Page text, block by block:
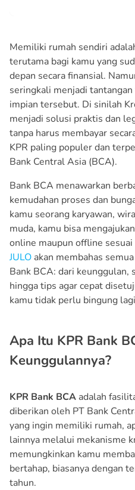
Memiliki rumah sendiri
terutama bagi kamu yang
depan secara finansial.
seringkali menjadi
impian tersebut. Di sinilah
menjadi solusi praktis dan
tanpa harus membayar
KPR paling populer dan
Bank Central Asia (BCA).
Bank BCA menawarkan
kemudahan proses dan
kamu seorang karyawan,
muda, kamu bisa
online maupun offline
JULO akan membahas
Bank BCA: dari keunggulan,
hingga tips agar cepat
kamu tidak perlu bingung
Apa Itu KPR Bank
Keunggulannya?
KPR Bank BCA adalah
diberikan oleh PT Bank
yang ingin memiliki rumah,
lainnya melalui mekanisme
memungkinkan kamu
bertahap, biasanya dengan
tahun.